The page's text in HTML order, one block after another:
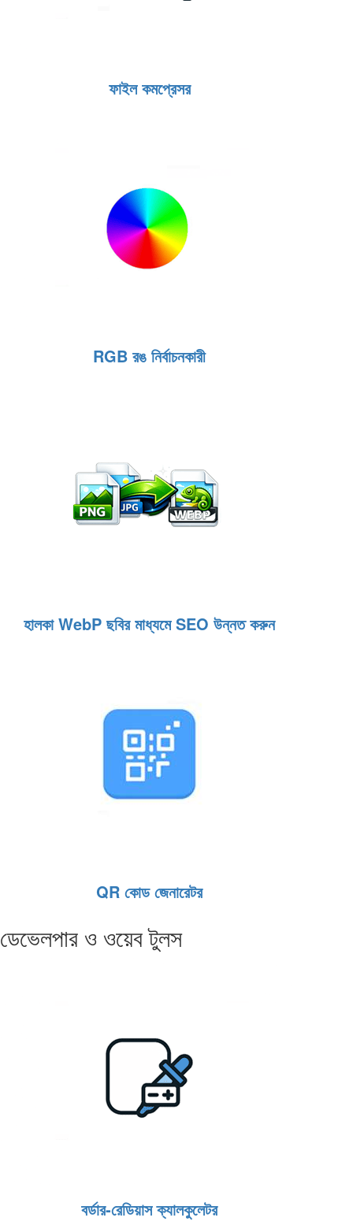
ফাইল কমপ্রেসর
RGB রঙ নির্বাচনকারী
হালকা WebP ছবির মাধ্যমে SEO উন্নত করুন
QR কোড জেনারেটর
ডেভেলপার ও ওয়েব টুলস
বর্ডার‑রেডিয়াস ক্যালকুলেটর